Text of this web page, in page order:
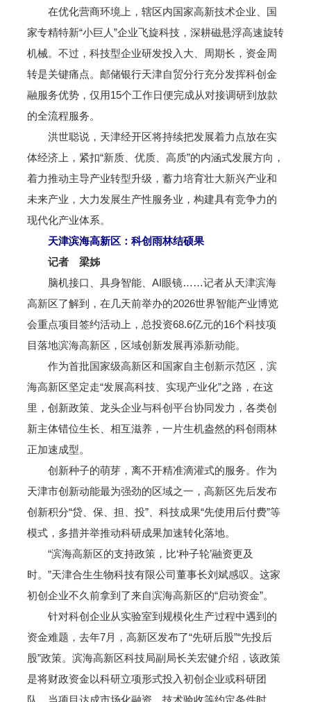
在优化营商环境上，辖区内国家高新技术企业、国
家专精特新“小巨人”企业飞旋科技，深耕磁悬浮高速旋转
机械。不过，科技型企业研发投入大、周期长，资金周
转是关键痛点。邮储银行天津自贸分行充分发挥科创金
融服务优势，仅用15个工作日便完成从对接调研到放款
的全流程服务。
洪世聪说，天津经开区将持续把发展着力点放在实
体经济上，紧扣“新质、优质、高质”的内涵式发展方向，
着力推动主导产业转型升级，蓄力培育壮大新兴产业和
未来产业，大力发展生产性服务业，构建具有竞争力的
现代化产业体系。
天津滨海高新区：科创雨林结硕果
记者 梁姊
脑机接口、具身智能、AI眼镜……记者从天津滨海
高新区了解到，在几天前举办的2026世界智能产业博览
会重点项目签约活动上，总投资68.6亿元的16个科技项
目落地滨海高新区，区域创新发展再添新动能。
作为首批国家级高新区和国家自主创新示范区，滨
海高新区坚定走“发展高科技、实现产业化”之路，在这
里，创新政策、龙头企业与科创平台协同发力，各类创
新主体错位生长、相互滋养，一片生机盎然的科创雨林
正加速成型。
创新种子的萌芽，离不开精准滴灌式的服务。作为
天津市创新动能最为强劲的区域之一，高新区先后发布
创新积分“贷、保、担、投”、科技成果“先使用后付费”等
模式，多措并举推动科研成果加速转化落地。
“滨海高新区的支持政策，比‘种子轮’融资更及
时。”天津合生生物科技有限公司董事长刘斌感叹。这家
初创企业不久前拿到了来自滨海高新区的“启动资金”。
针对科创企业从实验室到规模化生产过程中遇到的
资金难题，去年7月，高新区发布了“先研后股”“先投后
股”政策。滨海高新区科技局副局长关宏健介绍，该政策
是将财政资金以科研立项形式投入初创企业或科研团
队，当项目达成市场化融资、技术验收等约定条件时，